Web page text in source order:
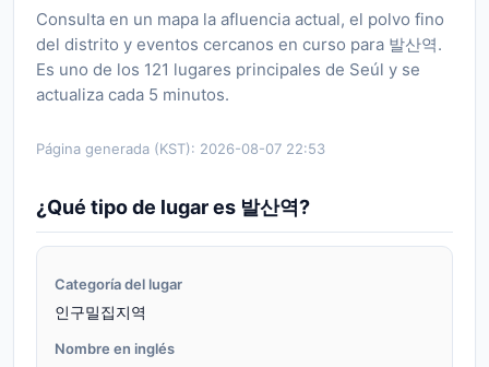
Consulta en un mapa la afluencia actual, el polvo fino
del distrito y eventos cercanos en curso para 발산역.
Es uno de los 121 lugares principales de Seúl y se
actualiza cada 5 minutos.
Página generada (KST): 2026-08-07 22:53
¿Qué tipo de lugar es 발산역?
Categoría del lugar
인구밀집지역
Nombre en inglés